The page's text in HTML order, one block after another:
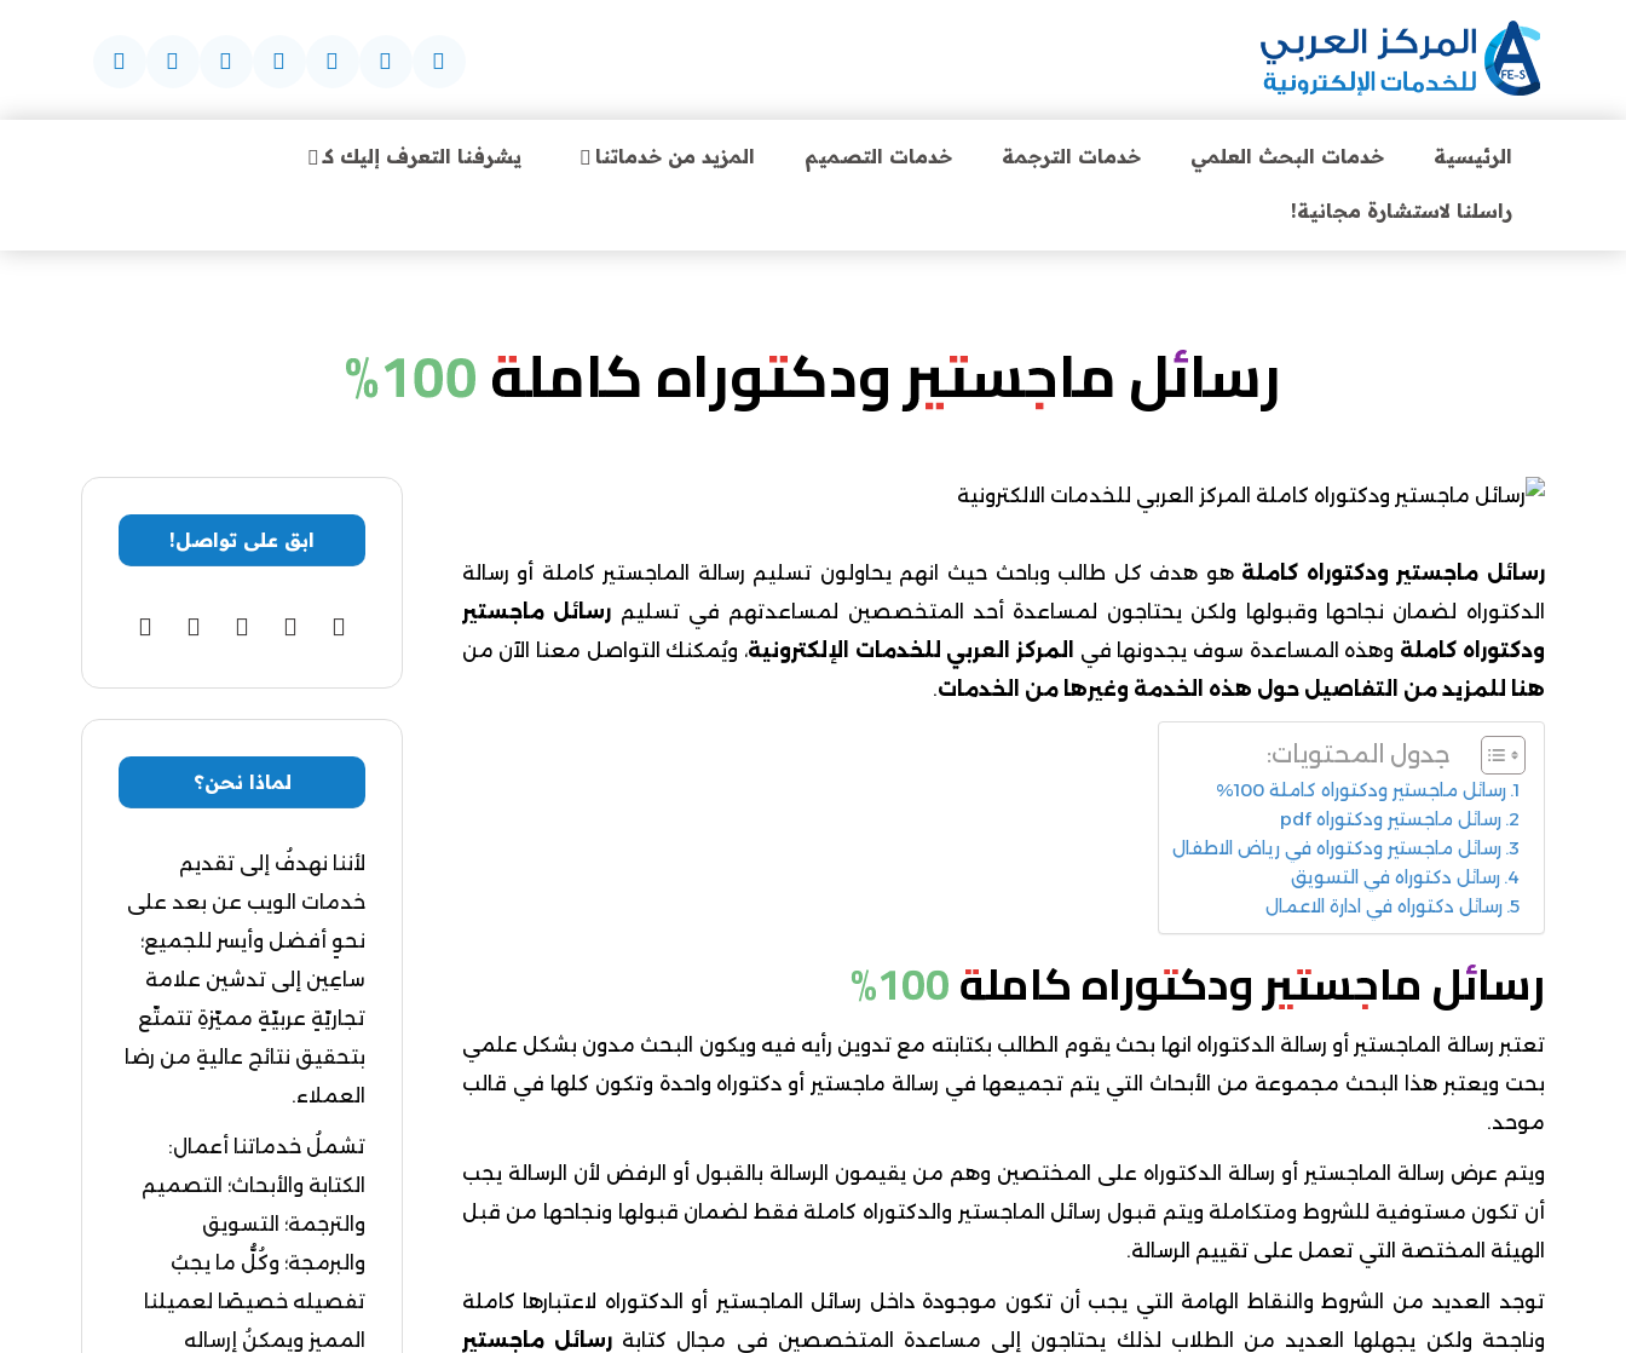
الرئيسية خدمات البحث العلمي خدمات الترجمة خدمات التصميم المزيد من خدماتنا يشرفنا التعرف إليك كـ
راسلنا لاستشارة مجانية!
رسائل ماجستير ودكتوراه كاملة 100%
رسائل ماجستير ودكتوراه كاملة هو هدف كل طالب وباحث حيث انهم يحاولون تسليم رسالة الماجستير كاملة أو رسالة
الدكتوراه لضمان نجاحها وقبولها ولكن يحتاجون لمساعدة أحد المتخصصين لمساعدتهم في تسليم رسائل ماجستير
ودكتوراه كاملة وهذه المساعدة سوف يجدونها في المركز العربي للخدمات الإلكترونية، ويُمكنك التواصل معنا الآن من
هنا للمزيد من التفاصيل حول هذه الخدمة وغيرها من الخدمات.
جدول المحتويات:
رسائل ماجستير ودكتوراه كاملة 100%
رسائل ماجستير ودكتوراه pdf
رسائل ماجستير ودكتوراه في رياض الاطفال
رسائل دكتوراه في التسويق
رسائل دكتوراه في ادارة الاعمال
رسائل ماجستير ودكتوراه كاملة 100%
تعتبر رسالة الماجستير أو رسالة الدكتوراه انها بحث يقوم الطالب بكتابته مع تدوين رأيه فيه ويكون البحث مدون بشكل علمي
بحت ويعتبر هذا البحث مجموعة من الأبحاث التي يتم تجميعها في رسالة ماجستير أو دكتوراه واحدة وتكون كلها في قالب
موحد.
ويتم عرض رسالة الماجستير أو رسالة الدكتوراه على المختصين وهم من يقيمون الرسالة بالقبول أو الرفض لأن الرسالة يجب
أن تكون مستوفية للشروط ومتكاملة ويتم قبول رسائل الماجستير والدكتوراه كاملة فقط لضمان قبولها ونجاحها من قبل
الهيئة المختصة التي تعمل على تقييم الرسالة.
توجد العديد من الشروط والنقاط الهامة التي يجب أن تكون موجودة داخل رسائل الماجستير أو الدكتوراه لاعتبارها كاملة
وناجحة ولكن يجهلها العديد من الطلاب لذلك يحتاجون إلى مساعدة المتخصصين في مجال كتابةرسائل ماجستير
ابق على تواصل!
لماذا نحن؟
لأننا نهدفُ إلى تقديم
خدمات الويب عن بعد على
نحوٍ أفضل وأيسر للجميع؛
ساعِين إلى تدشين علامة
تجاريّةٍ عربيّةٍ مميّزةِ تتمتّع
بتحقيق نتائج عاليةٍ من رضا
العملاء.
تشملُ خدماتنا أعمال:
الكتابة والأبحاث؛ التصميم
والترجمة؛ التسويق
والبرمجة؛ وكُلُّ ما يجبُ
تفصيله خصيصًا لعميلنا
المميز ويمكنُ إرساله